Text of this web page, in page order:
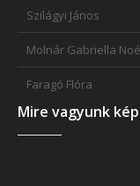
Szilágyi János
Molnár Gabriella
Faragó Flóra
Mire vagyunk